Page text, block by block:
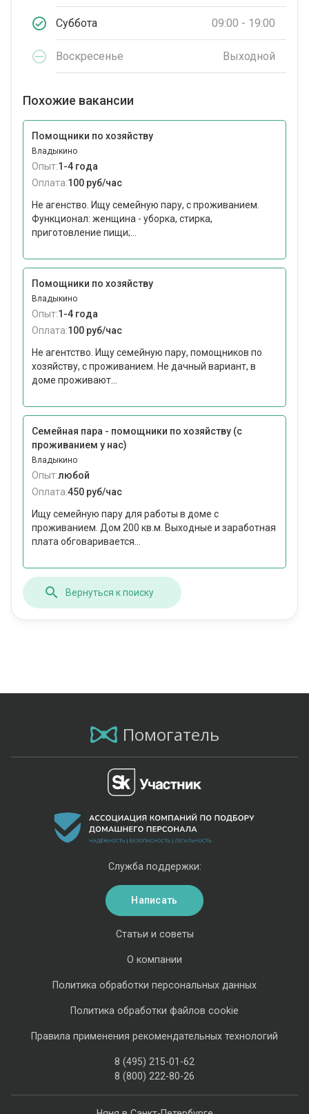
Суббота 09:00 - 19:00
Воскресенье Выходной
Похожие вакансии
Помощники по хозяйству
Владыкино
Опыт:1-4 года
Оплата:100 руб/час
Не агенство. Ищу семейную пару, с проживанием.
Функционал: женщина - уборка, стирка,
приготовление пищи;...
Помощники по хозяйству
Владыкино
Опыт:1-4 года
Оплата:100 руб/час
Не агентство. Ищу семейную пару, помощников по
хозяйству, с проживанием. Не дачный вариант, в
доме проживают...
Семейная пара - помощники по хозяйству (с
проживанием у нас)
Владыкино
Опыт:любой
Оплата:450 руб/час
Ищу семейную пару для работы в доме с
проживанием. Дом 200 кв.м. Выходные и заработная
плата обговаривается...
Вернуться к поиску
Помогатель
Статьи и советы
О компании
Политика обработки персональных данных
Политика обработки файлов cookie
Правила применения рекомендательных технологий
8 (495) 215-01-62
8 (800) 222-80-26
Служба поддержки:
Написать